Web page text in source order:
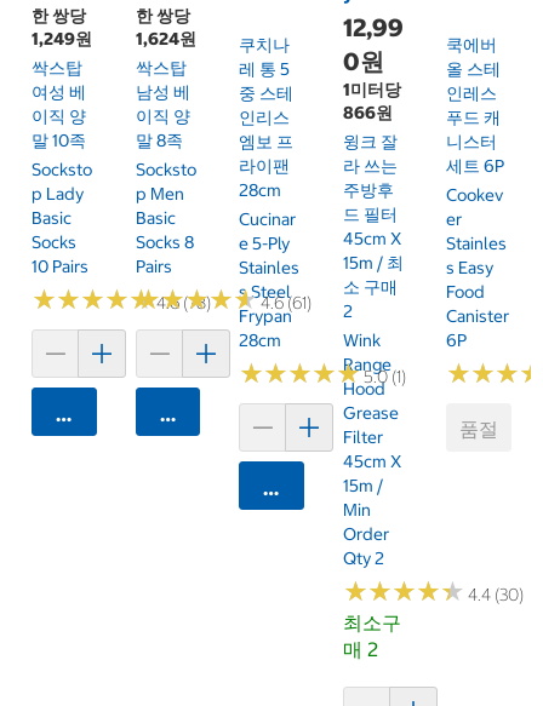
한 쌍당
1,249원
싹스탑
여성 베
이직 양
말 10족
Socksto
P Lady
Basic
Socks
10 Pairs
★★★★★
★★★★★4.6 (78)
카트에 담기
한 쌍당
1,624원
싹스탑
남성 베
이직 양
말 8족
Socksto
P Men
Basic
Socks 8
Pairs
★★★★★
★★★★★4.6 (61)
카트에 담기
쿠치나
레 통 5
중 스테
인리스
엠보 프
라이팬
28cm
Cucinar
E 5-Ply
Stainles
S Steel
Frypan
28cm
★★★★★
★★★★★5.0 (1)
카트에 담기
12,99
0원
1미터당
866원
윙크 잘
라 쓰는
주방후
드 필터
45cm X
15m / 최
소 구매
2
Wink
Range
Hood
Grease
Filter
45cm X
15m /
Min
Order
Qty 2
★★★★★
★★★★★ 4.4 (30)
최소구
매 2
쿡에버
올 스테
인레스
푸드 캐
니스터
세트 6P
Cookev
Er
Stainles
S Easy
Food
Canister
6P
★★★
★★★
품절